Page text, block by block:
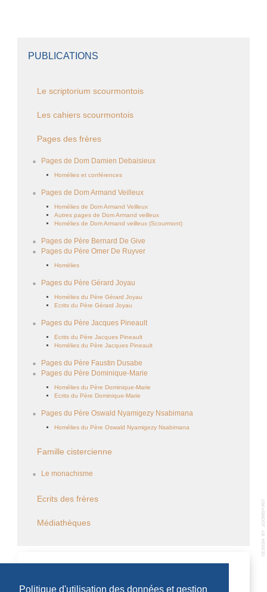
Politique d'utilisation des données et gestion
PUBLICATIONS
Le scriptorium scourmontois
Les cahiers scourmontois
Pages des frères
Pages de Dom Damien Debaisieux
Homélies et conférences
Pages de Dom Armand Veilleux
Homélies de Dom Armand Veilleux
Autres pages de Dom Armand veilleux
Homélies de Dom Armand veilleux (Scourmont)
Pages de Père Bernard De Give
Pages du Père Omer De Ruyver
Homélies
Pages du Père Gérard Joyau
Homélies du Père Gérard Joyau
Ecrits du Père Gérard Joyau
Pages du Père Jacques Pineault
Ecrits du Père Jacques Pineault
Homélies du Père Jacques Pineault
Pages du Père Faustin Dusabe
Pages du Père Dominique-Marie
Homélies du Père Dominique-Marie
Ecrits du Père Dominique-Marie
Pages du Père Oswald Nyamigezy Nsabimana
Homélies du Père Oswald Nyamigezy Nsabimana
Famille cistercienne
Le monachisme
Ecrits des frères
Médiathèques